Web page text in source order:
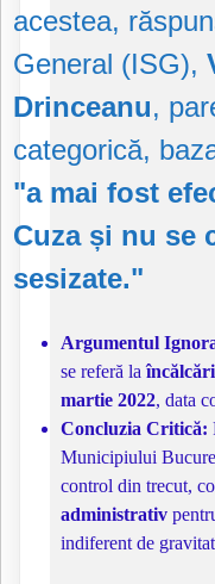
acestea,
General (ISG),
Drinceanu,
categorică,
"a mai fost
Cuza și nu se
sesizate."
Argumentul
se referă la
martie 2022, data
Concluzia Critică:
Municipiului
control din trecut,
administrativ
indiferent de